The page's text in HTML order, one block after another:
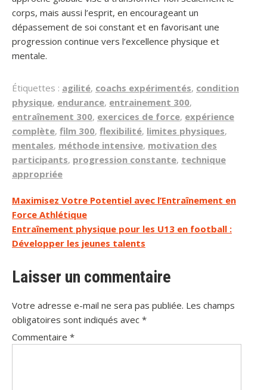
corps, mais aussi l’esprit, en encourageant un
dépassement de soi constant et en favorisant une
progression continue vers l’excellence physique et
mentale.
Étiquettes : agilité, coachs expérimentés, condition
physique, endurance, entrainement 300,
entraînement 300, exercices de force, expérience
complète, film 300, flexibilité, limites physiques,
mentales, méthode intensive, motivation des
participants, progression constante, technique
appropriée
Navigation
de
l’article
Maximisez Votre Potentiel avec l’Entraînement en
Force Athlétique
Entraînement physique pour les U13 en football :
Développer les jeunes talents
Laisser un commentaire
Votre adresse e-mail ne sera pas publiée. Les champs
obligatoires sont indiqués avec *
Commentaire *